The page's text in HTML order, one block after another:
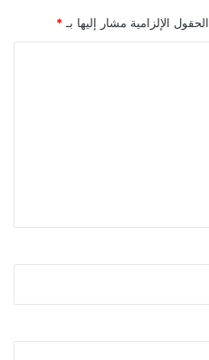
الحقول الإلزامية مشار إليها بـ *